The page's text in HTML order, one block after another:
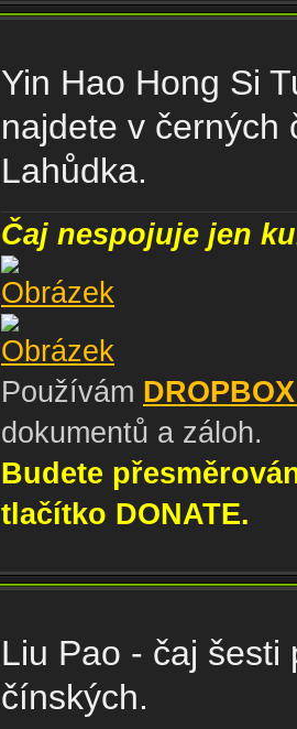
Yin Hao Hong Si
najdete v černých
Lahůdka.
Čaj nespojuje jen
Používám
dokumentů a záloh.
Budete
tlačítko DONATE.
Liu Pao - čaj šesti
čínských.